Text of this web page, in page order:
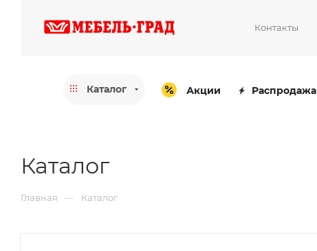
Контакты
Каталог Акции Распродажа
Каталог
Главная — Каталог